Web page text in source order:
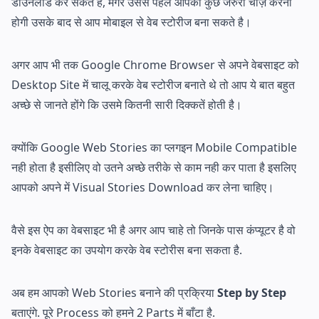
होगी उसके बाद से आप मोबाइल से वेब स्टोरीज बना सकते है।
अगर आप भी तक Google Chrome Browser से अपने वेबसाइट को
Desktop Site में चालू करके वेब स्टोरीज बनाते थे तो आप ये बात बहुत
अच्छे से जानते होंगे कि उसमे कितनी सारी दिक्कतें होती है।
क्योंकि Google Web Stories का प्लगइन Mobile Compatible
नही होता है इसीलिए वो उतने अच्छे तरीके से काम नही कर पाता है इसलिए
आपको अपने में Visual Stories Download कर लेना चाहिए।
वैसे इस ऐप का वेबसाइट भी है अगर आप चाहे तो जिनके पास कंप्यूटर है वो
इनके वेबसाइट का उपयोग करके वेब स्टोरीस बना सकता है.
अब हम आपको Web Stories बनाने की प्रक्रियाStep by Step
बताएंगे. पूरे Process को हमने 2 Parts में बाँटा है.